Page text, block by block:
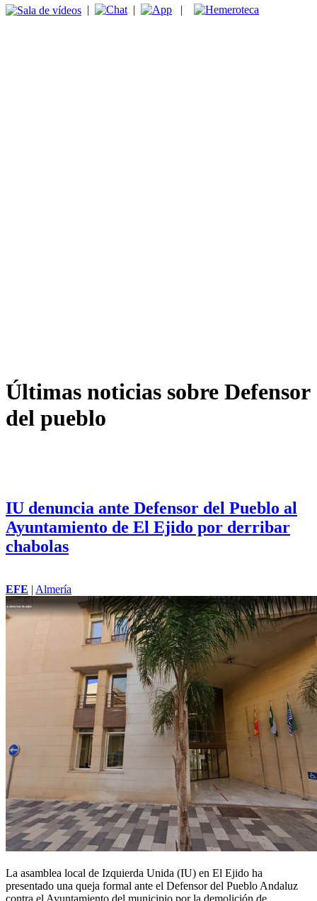
| | |
Últimas noticias sobre Defensor
del pueblo
IU denuncia ante Defensor del Pueblo al
Ayuntamiento de El Ejido por derribar
chabolas
EFE | Almería
La asamblea local de Izquierda Unida (IU) en El Ejido ha
presentado una queja formal ante el Defensor del Pueblo Andaluz
contra el Ayuntamiento del municipio por la demolición de